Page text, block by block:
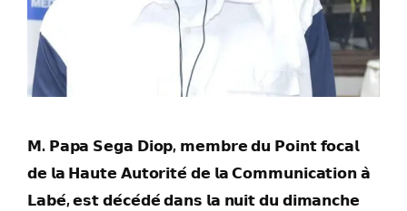
𝗠. 𝗣𝗮𝗽𝗮 𝗦𝗲𝗴𝗮 𝗗𝗶𝗼𝗽, 𝗺𝗲𝗺𝗯𝗿𝗲𝗱𝘂 𝗣𝗼𝗶𝗻𝘁𝗳𝗼𝗰𝗮𝗹
𝗱𝗲 𝗹𝗮 𝗛𝗮𝘂𝘁𝗲 𝗔𝘂𝘁𝗼𝗿𝗶𝘁𝗲́ 𝗱𝗲 𝗹𝗮𝗖𝗼𝗺𝗺𝘂𝗻𝗶𝗰𝗮𝘁𝗶𝗼𝗻𝗮̀
𝗟𝗮𝗯𝗲́,𝗲𝘀𝘁𝗱𝗲́𝗰𝗲́𝗱𝗲́𝗱𝗮𝗻𝘀 𝗹𝗮 𝗻𝘂𝗶𝘁𝗱𝘂 𝗱𝗶𝗺𝗮𝗻𝗰𝗵𝗲